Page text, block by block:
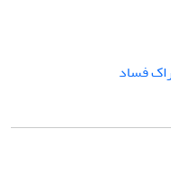
فساد